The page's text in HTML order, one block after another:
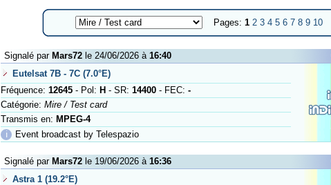
Pages: 1 2 3 4 5 6 7 8 9 10
Signalé par Mars72 le 24/06/2026 à 16:40
Eutelsat 7B - 7C (7.0°E)
Fréquence: 12645 - Pol: H - SR: 14400 - FEC: -
Catégorie: Mire / Test card
Transmis en: MPEG-4
ℹ
Event broadcast by Telespazio
Signalé par Mars72 le 19/06/2026 à 16:36
Astra 1 (19.2°E)